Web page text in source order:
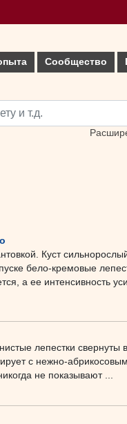
Сообщество
Куст
бело-кремовые
а ее интенсивность
лепестки свернуты
с нежно-
не показывают ...